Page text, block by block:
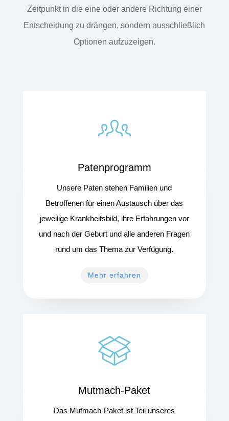
Zeitpunkt in die eine oder andere Richtung einer
Entscheidung zu drängen, sondern ausschließlich
Optionen aufzuzeigen.
Patenprogramm
Unsere Paten stehen Familien und
Betroffenen für einen Austausch über das
jeweilige Krankheitsbild, ihre Erfahrungen vor
und nach der Geburt und alle anderen Fragen
rund um das Thema zur Verfügung.
Mehr erfahren
Mutmach-Paket
Das Mutmach-Paket ist Teil unseres